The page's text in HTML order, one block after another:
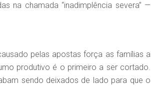
na chamada “inadimplência severa” —
pelas apostas força as famílias a
produtivo é o primeiro a ser cortado.
sendo deixados de lado para que o